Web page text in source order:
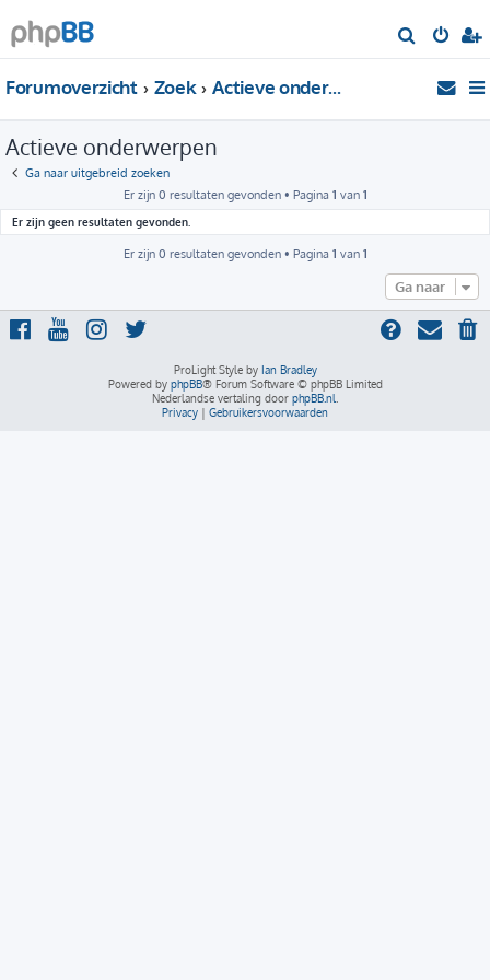
o
Forumoverzicht Zoek Actieve onderwerpen
Actieve onderwerpen
Ga naar uitgebreid zoeken
Er zijn 0 resultaten gevonden • Pagina 1 van 1
Er zijn geen resultaten gevonden.
Er zijn 0 resultaten gevonden • Pagina 1 van 1
Ga naar
ProLight Style by Ian Bradley
Powered by phpBB® Forum Software © phpBB Limited
Nederlandse vertaling door phpBB.nl
Privacy | Gebruikersvoorwaarden